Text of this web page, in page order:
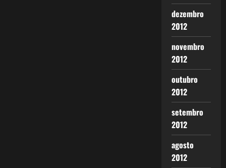
dezembro
2012
novembro
2012
outubro
2012
setembro
2012
agosto
2012